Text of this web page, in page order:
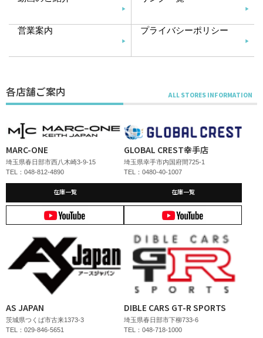
営業案内 プライバシーポリシー
各店舗ご案内
MARC-ONE
埼玉県春日部市西八木崎3-9-15
TEL：048-812-4890
在庫一覧
GLOBAL CREST幸手店
埼玉県幸手市内国府間725-1
TEL：0480-40-1007
在庫一覧
AS JAPAN
茨城県つくば市古来1373-3
TEL：029-846-5651
DIBLE CARS GT-R SPORTS
埼玉県春日部市下柳733-6
TEL：048-718-1000